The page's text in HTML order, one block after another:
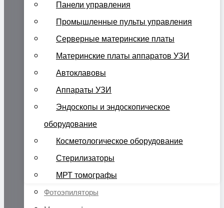
Панели управления
Промышленные пульты управления
Серверные материнские платы
Материнские платы аппаратов УЗИ
Автоклавовы
Аппараты УЗИ
Эндоскопы и эндоскопическое
оборудование
Косметологическое оборудование
Стерилизаторы
МРТ томографы
Фотоэпиляторы